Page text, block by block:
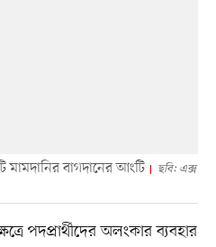
মামদানির বাগদানের আংটি
ছবি: এক্স
পদপ্রার্থীদের অলংকার ব্যবহার